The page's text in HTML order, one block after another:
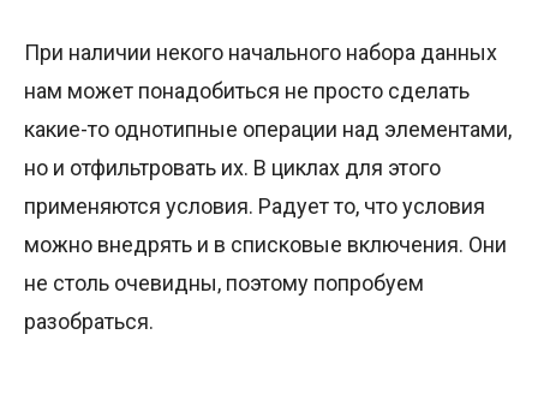
При наличии некого начального набора данных
нам может понадобиться не просто сделать
какие-то однотипные операции над элементами,
но и отфильтровать их. В циклах для этого
применяются условия. Радует то, что условия
можно внедрять и в списковые включения. Они
не столь очевидны, поэтому попробуем
разобраться.